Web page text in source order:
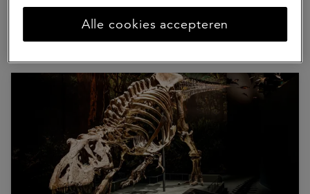
Alle cookies accepteren